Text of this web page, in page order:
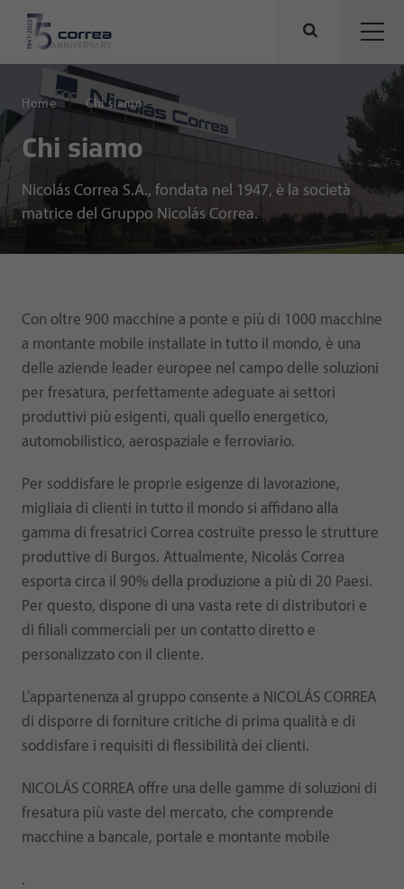
Home Chi siamo
Chi siamo
Nicolás Correa S.A., fondata nel 1947, è la società
matrice del Gruppo Nicolás Correa.
Con oltre 900 macchine a ponte e più di 1000 macchine
a montante mobile installate in tutto il mondo, è una
delle aziende leader europee nel campo delle soluzioni
per fresatura, perfettamente adeguate ai settori
produttivi più esigenti, quali quello energetico,
automobilistico, aerospaziale e ferroviario.
Per soddisfare le proprie esigenze di lavorazione,
migliaia di clienti in tutto il mondo si affidano alla
gamma di fresatrici Correa costruite presso le strutture
produttive di Burgos. Attualmente, Nicolás Correa
esporta circa il 90% della produzione a più di 20 Paesi.
Per questo, dispone di una vasta rete di distributori e
di filiali commerciali per un contatto diretto e
personalizzato con il cliente.
L'appartenenza al gruppo consente a NICOLÁS CORREA
di disporre di forniture critiche di prima qualità e di
soddisfare i requisiti di flessibilità dei clienti.
NICOLÁS CORREA offre una delle gamme di soluzioni di
fresatura più vaste del mercato, che comprende
macchine a bancale, portale e montante mobile
.